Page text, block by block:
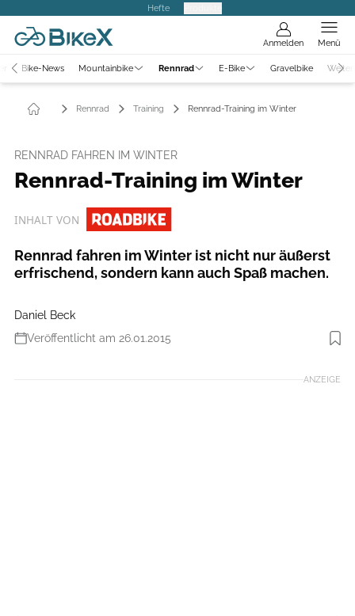
Hefte
Anmelden Menü
Bike-News Mountainbike Rennrad E-Bike Gravelbike
Rennrad Training Rennrad-Training im Winter
RENNRAD FAHREN IM WINTER
Rennrad-Training im Winter
INHALT VON
Rennrad fahren im Winter ist nicht nur äußerst
erfrischend, sondern kann auch Spaß machen.
Daniel Beck
Veröffentlicht am 26.01.2015
Foto: Christian Lampe
ANZEIGE